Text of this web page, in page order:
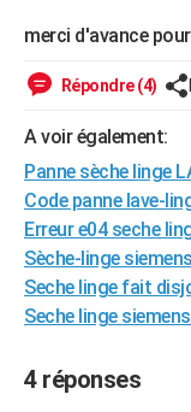
Art de vivre
Bien-être
Loisirs
Modes de vie
SANTE
Alimentation
Guide de la santé
Maladies
Médicaments
Sommeil
VOYAGE
Destinations
City break
Voyage nature
Voyage de noces
Forum
Climat
PHOTO
GUIDES D'ACHAT
BONS PLANS
CARTE DE VOEUX
Carte de Noël
Carte Bonne année
Carte Saint-Valentin
Carte Pâques
Carte d'anniversaire
DICTIONNAIRE
Dictionnaire
Biographies
Citations
Expressions
Proverbes
PROGRAMME TV
merci d'avance
Répondre (4)
A voir également:
Panne sèche linge
Code panne lave-
Erreur e04 seche
Sèche-linge
Seche linge fait
Seche linge
4 réponses